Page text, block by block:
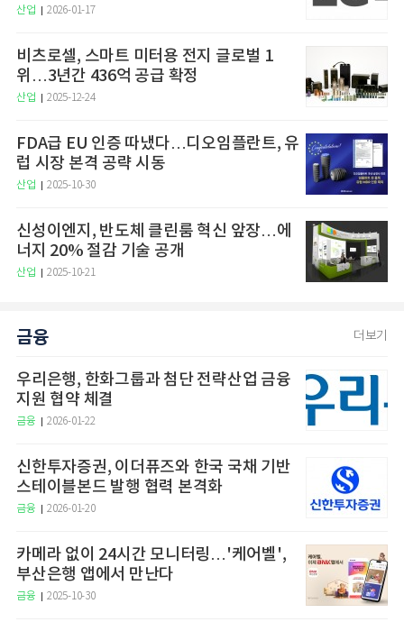
산업 2026-01-17
비츠로셀, 스마트 미터용 전지 글로벌 1
위…3년간 436억 공급 확정
산업 2025-12-24
FDA급 EU 인증 따냈다…디오임플란트, 유
럽 시장 본격 공략 시동
산업 2025-10-30
신성이엔지, 반도체 클린룸 혁신 앞장…에
너지 20% 절감 기술 공개
산업 2025-10-21
금융 더보기
우리은행, 한화그룹과 첨단 전략산업 금융
지원 협약 체결
금융 2026-01-22
신한투자증권, 이더퓨즈와 한국 국채 기반
스테이블본드 발행 협력 본격화
금융 2026-01-20
카메라 없이 24시간 모니터링…'케어벨',
부산은행 앱에서 만난다
금융 2025-10-30